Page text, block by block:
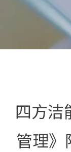
四方洁
管理》